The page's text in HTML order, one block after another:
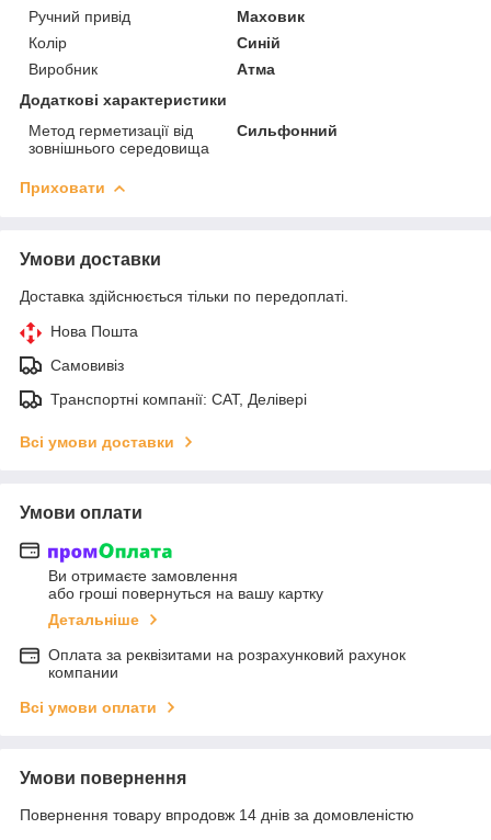
Ручний привід
Маховик
Колір
Синій
Виробник
Атма
Додаткові характеристики
Метод герметизації від
зовнішнього середовища
Сильфонний
Приховати
Умови доставки
Доставка здійснюється тільки по передоплаті.
Нова Пошта
Самовивіз
Транспортні компанії: САТ, Делівері
Всі умови доставки
Умови оплати
Ви отримаєте замовлення
або гроші повернуться на вашу картку
Детальніше
Оплата за реквізитами на розрахунковий рахунок
компании
Всі умови оплати
Умови повернення
Повернення товару впродовж 14 днів за домовленістю